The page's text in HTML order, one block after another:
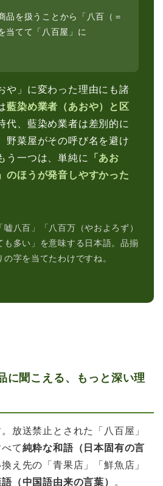
品を扱うことから「八百（＝
当てて「八百屋」に
や」に変わった理由にも諸
藍染め業者（あおや）と区
代、藍染め業者は差別的に
野菜屋がその呼び名を避け
う一つは、単純に
「あお
のほうが発音しやすかった
八百」「八百万（やおよろず）
も多い」を意味する日本語。品揃
字を当てたわけですね。
に聞こえる、もっと深い理
放送禁止とされた「八百屋」
て純粋な和語（日本固有の言
え先の「青果店」「鮮魚店」
（中国語由来の言葉） 。